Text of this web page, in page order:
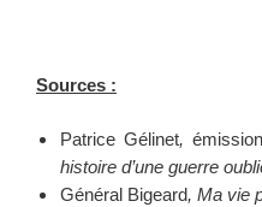
Sources :
Patrice Gélinet,
histoire d’une guerre
Général Bigeard, Ma vie